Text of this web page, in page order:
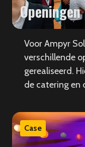
Voor Ampyr
verschillende
gerealiseerd.
de catering en
Case